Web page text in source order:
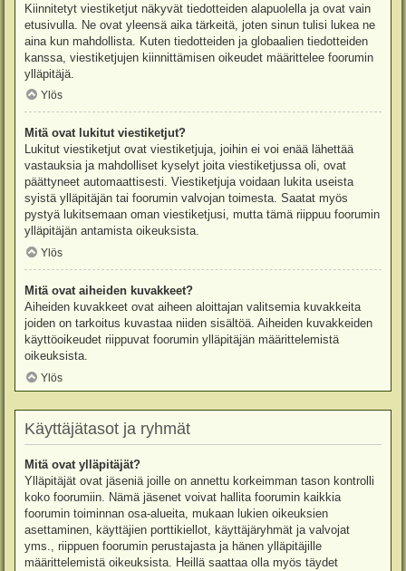
Kiinnitetyt viestiketjut näkyvät tiedotteiden alapuolella ja ovat vain
etusivulla. Ne ovat yleensä aika tärkeitä, joten sinun tulisi lukea ne
aina kun mahdollista. Kuten tiedotteiden ja globaalien tiedotteiden
kanssa, viestiketjujen kiinnittämisen oikeudet määrittelee foorumin
ylläpitäjä.
Ylös
Mitä ovat lukitut viestiketjut?
Lukitut viestiketjut ovat viestiketjuja, joihin ei voi enää lähettää
vastauksia ja mahdolliset kyselyt joita viestiketjussa oli, ovat
päättyneet automaattisesti. Viestiketjuja voidaan lukita useista
syistä ylläpitäjän tai foorumin valvojan toimesta. Saatat myös
pystyä lukitsemaan oman viestiketjusi, mutta tämä riippuu foorumin
ylläpitäjän antamista oikeuksista.
Ylös
Mitä ovat aiheiden kuvakkeet?
Aiheiden kuvakkeet ovat aiheen aloittajan valitsemia kuvakkeita
joiden on tarkoitus kuvastaa niiden sisältöä. Aiheiden kuvakkeiden
käyttöoikeudet riippuvat foorumin ylläpitäjän määrittelemistä
oikeuksista.
Ylös
Käyttäjätasot ja ryhmät
Mitä ovat ylläpitäjät?
Ylläpitäjät ovat jäseniä joille on annettu korkeimman tason kontrolli
koko foorumiin. Nämä jäsenet voivat hallita foorumin kaikkia
foorumin toiminnan osa-alueita, mukaan lukien oikeuksien
asettaminen, käyttäjien porttikiellot, käyttäjäryhmät ja valvojat
yms., riippuen foorumin perustajasta ja hänen ylläpitäjille
määrittelemistä oikeuksista. Heillä saattaa olla myös täydet